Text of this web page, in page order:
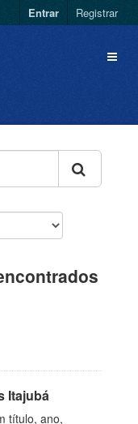
Entrar Registrar
Itajubá
título, ano,